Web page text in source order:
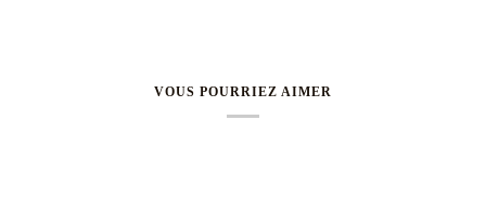
VOUS POURRIEZ AIMER